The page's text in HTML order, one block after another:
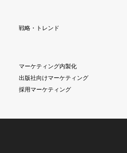
戦略・トレンド
マーケティング内製化
出版社向けマーケティング
採用マーケティング